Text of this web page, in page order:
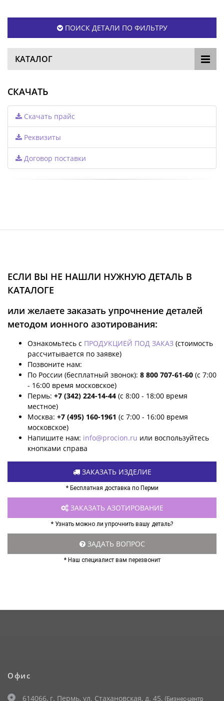
ПОИСК ДЕТАЛИ ПО ФИЛЬТРУ
КАТАЛОГ
СКАЧАТЬ
Скачать прайс
Реквизиты
Договор поставки
ЕСЛИ ВЫ НЕ НАШЛИ НУЖНУЮ ДЕТАЛЬ В
КАТАЛОГЕ
или желаете заказать упрочнение деталей
методом ионного азотирования:
Ознакомьтесь с ПРОДУКЦИЕЙ ПОД ЗАКАЗ (стоимость
рассчитывается по заявке)
Позвоните нам:
По России (бесплатный звонок): 8 800 707-61-60 (с 7:00
- 16:00 время московское)
Пермь: +7 (342) 224-14-44 (с 8:00 - 18:00 время
местное)
Москва: +7 (495) 160-1961 (с 7:00 - 16:00 время
московское)
Напишите нам: info@procion.ru или воспользуйтесь
кнопками справа
ЗАКАЗАТЬ ИЗДЕЛИЕ
* Бесплатная доставка по Перми
ЗАКАЗАТЬ АЗОТИРОВАНИЕ
* Узнать можно ли упрочнить вашу деталь?
ЗАДАТЬ ВОПРОС
* Наш специалист вам перезвонит
Офис
614066, г. Пермь, ул. Стахановская, д. 45, (Бизнес-центр